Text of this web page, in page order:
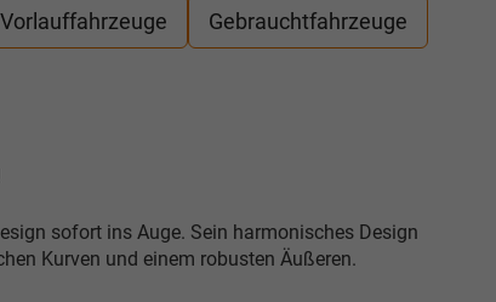
Vorlauffahrzeuge Gebrauchtfahrzeuge
sofort ins Auge. Sein harmonisches Design
Kurven und einem robusten Äußeren.